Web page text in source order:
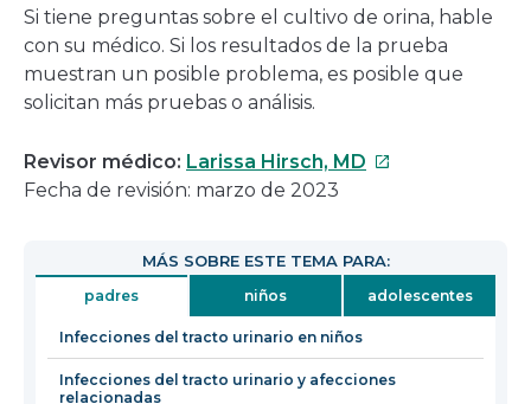
Si tiene preguntas sobre el cultivo de orina, hable
con su médico. Si los resultados de la prueba
muestran un posible problema, es posible que
solicitan más pruebas o análisis.
Revisor médico: Larissa Hirsch, MD Este
en
una
ventana
Fecha de revisión: marzo de 2023
MÁS SOBRE ESTE TEMA PARA:
padres niños adolescentes
Infecciones del tracto urinario en niños
Infecciones del tracto urinario y afecciones
relacionadas